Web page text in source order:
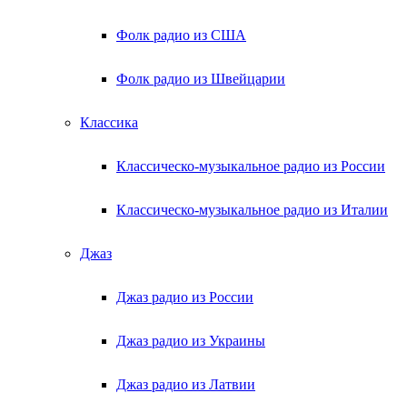
Фолк радио из США
Фолк радио из Швейцарии
Классика
Классическо-музыкальное радио из России
Классическо-музыкальное радио из Италии
Джаз
Джаз радио из России
Джаз радио из Украины
Джаз радио из Латвии